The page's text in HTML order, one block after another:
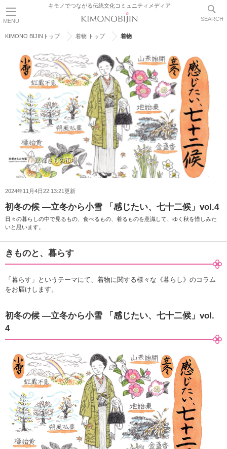
KIMONO BIJINトップ 着物 トップ 着物
京都きもの市場
2024年11月4日22:13:21更新
初冬の候 ―立冬から小雪 「感じたい、七十二候」vol.4
日々の暮らしの中で見るもの、食べるもの、着るものを意識して、ゆく秋を惜しみた
いと思います。
きものと、暮らす
「暮らす」というテーマにて、着物に関する様々な《暮らし》のコラム
をお届けします。
初冬の候 ―立冬から小雪 「感じたい、七十二候」vol.
4
MENU
キモノでつながる伝統文化コミュニティメディア
SEARCH